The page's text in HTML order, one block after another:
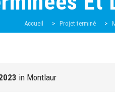
Accueil > Projet terminé >
in Montlaur